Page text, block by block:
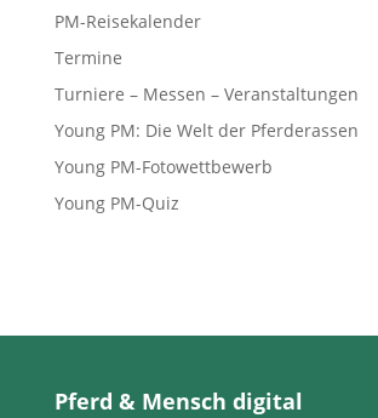
PM-Reisekalender
Termine
Turniere – Messen – Veranstaltungen
Young PM: Die Welt der Pferderassen
Young PM-Fotowettbewerb
Young PM-Quiz
Pferd & Mensch digital